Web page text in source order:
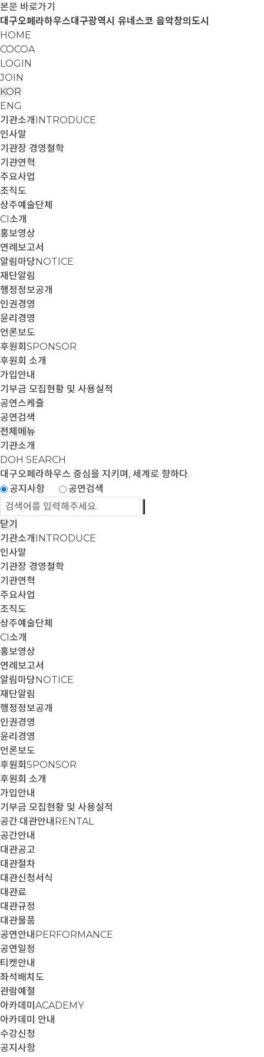
본문 바로가기
대구오페라하우스대구광역시 유네스코 음악창의도시
HOME
COCOA
LOGIN
JOIN
KOR
ENG
기관소개 INTRODUCE
인사말
기관장 경영철학
기관연혁
주요사업
조직도
상주예술단체
CI소개
홍보영상
연례보고서
알림마당NOTICE
재단알림
행정정보공개
인권경영
윤리경영
언론보도
후원회 SPONSOR
후원회 소개
가입안내
기부금 모집현황 및 사용실적
공연스케쥴
공연검색
전체메뉴
기관소개
DOH SEARCH
대구오페라하우스 중심을 지키며, 세계로 향하다.
공지사항
공연검색
닫기
기관소개 INTRODUCE
인사말
기관장 경영철학
기관연혁
주요사업
조직도
상주예술단체
CI소개
홍보영상
연례보고서
알림마당NOTICE
재단알림
행정정보공개
인권경영
윤리경영
언론보도
후원회 SPONSOR
후원회 소개
가입안내
기부금 모집현황 및 사용실적
공간·대관안내 RENTAL
공간안내
대관공고
대관절차
대관신청서식
대관료
대관규정
대관물품
공연안내 PERFORMANCE
공연일정
티켓안내
좌석배치도
관람예절
아카데미 ACADEMY
아카데미 안내
수강신청
공지사항